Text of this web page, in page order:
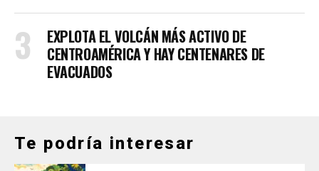
EXPLOTA EL VOLCÁN MÁS ACTIVO DE
CENTROAMÉRICA Y HAY CENTENARES DE
EVACUADOS
Te podría interesar